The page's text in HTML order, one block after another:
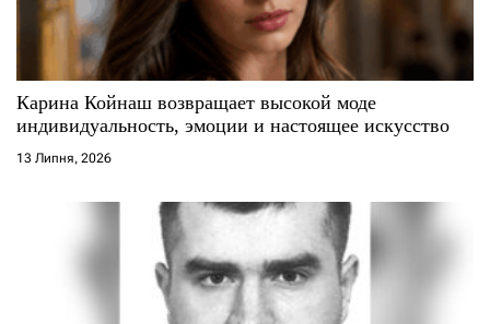
Карина Койнаш возвращает высокой моде
индивидуальность, эмоции и настоящее искусство
13 Липня, 2026